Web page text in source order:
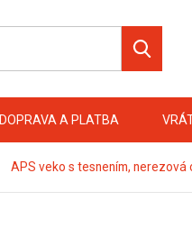
DOPRAVA A PLATBA
APS veko s tesnením, nerezová